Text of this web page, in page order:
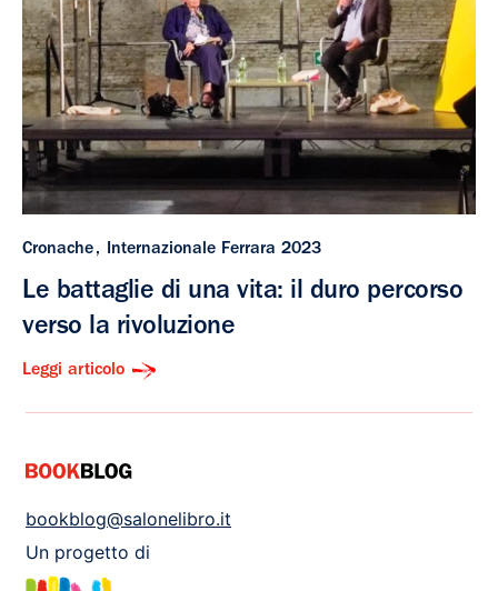
Cronache Internazionale Ferrara 2023
Le battaglie di una vita: il duro percorso
verso la rivoluzione
Leggi articolo
bookblog@salonelibro.it
Un progetto di